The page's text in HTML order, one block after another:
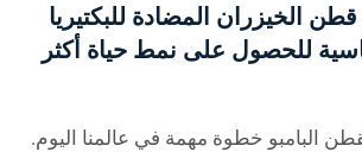
الخيزران المضادة للبكتيريا
للحصول على نمط حياة أكثر
البامبو خطوة مهمة في عالمنا اليوم.